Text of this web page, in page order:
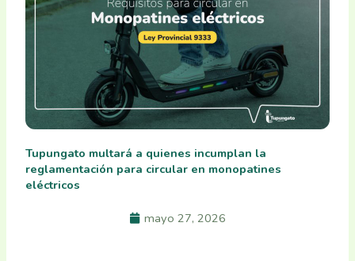
Tupungato multará a quienes incumplan la
reglamentación para circular en monopatines
eléctricos
mayo 27, 2026